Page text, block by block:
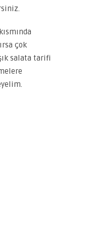
çok
salata tarifi